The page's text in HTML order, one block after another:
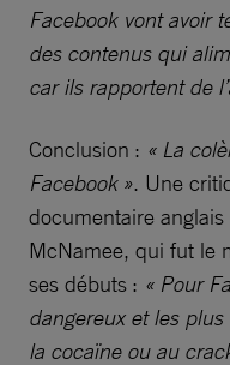
Facebook vont avoir
des contenus qui
car ils rapportent de
Conclusion : « La
Facebook ». Une
documentaire anglais
McNamee, qui fut le
ses débuts : « Pour
dangereux et les
la cocaïne ou au